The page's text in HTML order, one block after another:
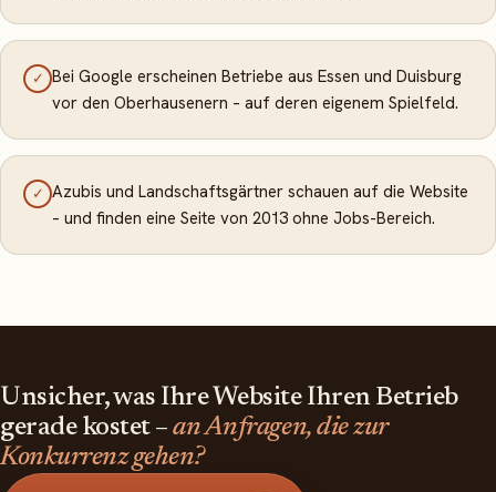
✓ Bei Google erscheinen Betriebe aus Essen und Duisburg
vor den Oberhausenern – auf deren eigenem Spielfeld.
✓ Azubis und Landschaftsgärtner schauen auf die Website
– und finden eine Seite von 2013 ohne Jobs-Bereich.
Unsicher, was Ihre Website Ihren Betrieb
gerade kostet –an Anfragen, die zur
Konkurrenz gehen?